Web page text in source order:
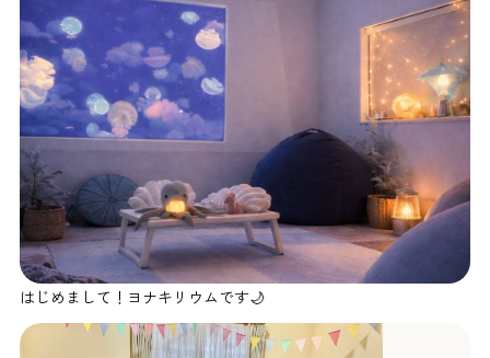
はじめまして！ヨナキリウムです🌙